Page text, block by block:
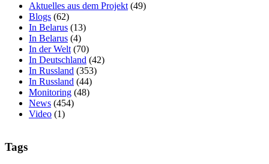
Aktuelles aus dem Projekt(49)
Blogs (62)
In Belarus (13)
In Belarus (4)
In der Welt(70)
In Deutschland (42)
In Russland (353)
In Russland (44)
Monitoring (48)
News (454)
Video (1)
Tags